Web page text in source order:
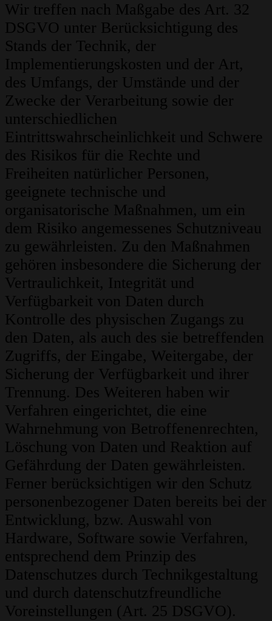
Wir treffen nach Maßgabe des Art. 32
DSGVO unter Berücksichtigung des
Stands der Technik, der
Implementierungskosten und der Art,
des Umfangs, der Umstände und der
Zwecke der Verarbeitung sowie der
unterschiedlichen
Eintrittswahrscheinlichkeit und Schwere
des Risikos für die Rechte und
Freiheiten natürlicher Personen,
geeignete technische und
organisatorische Maßnahmen, um ein
dem Risiko angemessenes Schutzniveau
zu gewährleisten. Zu den Maßnahmen
gehören insbesondere die Sicherung der
Vertraulichkeit, Integrität und
Verfügbarkeit von Daten durch
Kontrolle des physischen Zugangs zu
den Daten, als auch des sie betreffenden
Zugriffs, der Eingabe, Weitergabe, der
Sicherung der Verfügbarkeit und ihrer
Trennung. Des Weiteren haben wir
Verfahren eingerichtet, die eine
Wahrnehmung von Betroffenenrechten,
Löschung von Daten und Reaktion auf
Gefährdung der Daten gewährleisten.
Ferner berücksichtigen wir den Schutz
personenbezogener Daten bereits bei der
Entwicklung, bzw. Auswahl von
Hardware, Software sowie Verfahren,
entsprechend dem Prinzip des
Datenschutzes durch Technikgestaltung
und durch datenschutzfreundliche
Voreinstellungen (Art. 25 DSGVO).